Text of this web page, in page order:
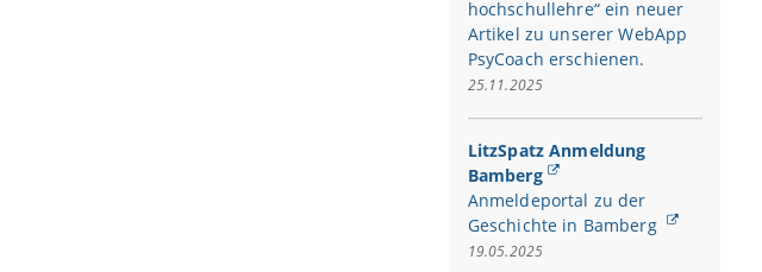
hochschullehre“ ein neuer
Artikel zu unserer WebApp
PsyCoach erschienen.
25.11.2025
LitzSpatz Anmeldung
Bamberg
Anmeldeportal zu der
Geschichte in Bamberg
19.05.2025